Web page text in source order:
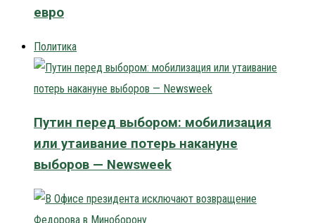
евро
Политика
Путин перед выбором: мобилизация
или утаивание потерь накануне
выборов — Newsweek